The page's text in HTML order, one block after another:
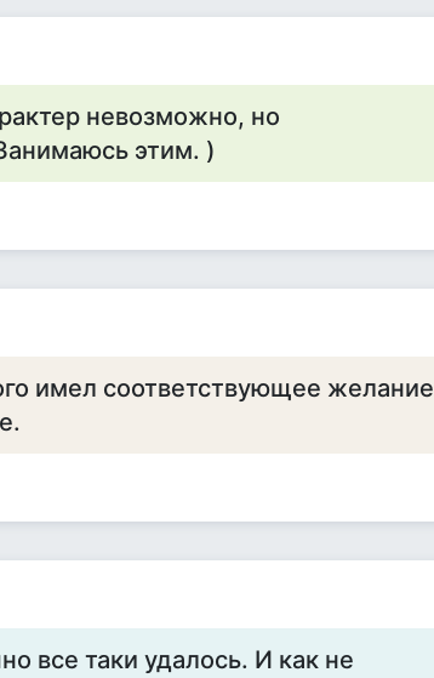
невозможно, но
этим. )
имел соответствующее желание
все таки удалось. И как не